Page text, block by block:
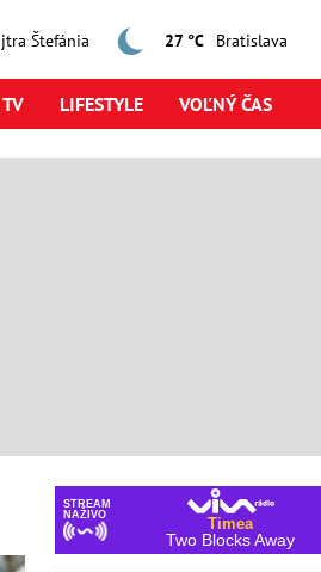
Štefánia 27 °C
LIFESTYLE VOĽNÝ ČAS
STREAM
NAŽIVO
Timea
Two Blocks Away